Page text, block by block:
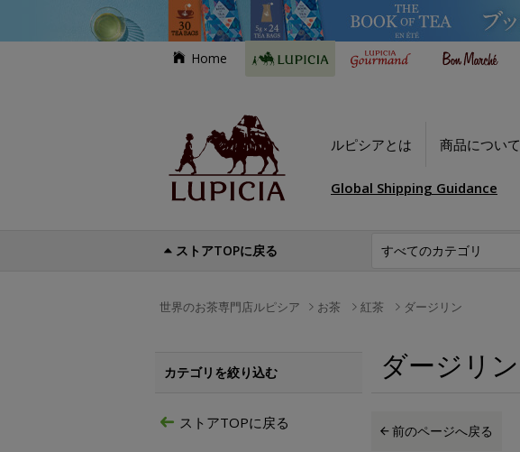
Home
ルピシアとは 商品について
Global Shipping Guidance
ストアTOPに戻る
世界のお茶専門店ルピシア お茶 紅茶 ダージリン
ダージリン
前のページへ戻る
カテゴリを絞り込む
ストアTOPに戻る